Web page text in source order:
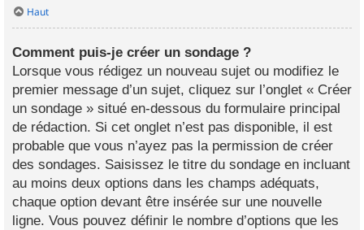
Haut
Comment puis-je créer un sondage ?
Lorsque vous rédigez un nouveau sujet ou modifiez le
premier message d’un sujet, cliquez sur l’onglet « Créer
un sondage » situé en-dessous du formulaire principal
de rédaction. Si cet onglet n’est pas disponible, il est
probable que vous n’ayez pas la permission de créer
des sondages. Saisissez le titre du sondage en incluant
au moins deux options dans les champs adéquats,
chaque option devant être insérée sur une nouvelle
ligne. Vous pouvez définir le nombre d’options que les